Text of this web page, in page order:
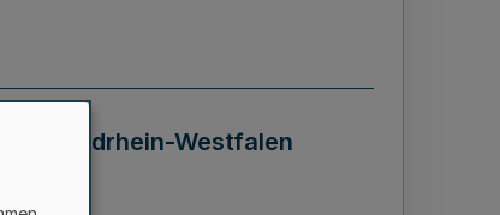
Nordrhein-Westfalen